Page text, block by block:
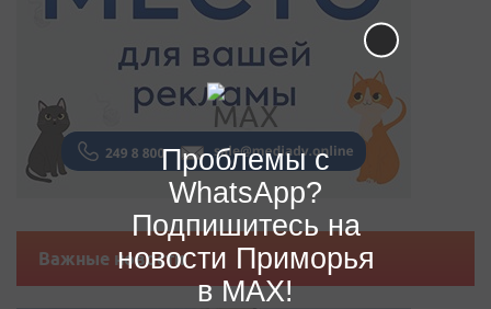
Важные новости
Проблемы с
WhatsApp?
Подпишитесь на
новости Приморья
в MAX!